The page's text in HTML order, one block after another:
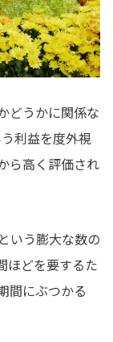
どうかに関係な
う利益を度外視
ら高く評価され
いう膨大な数の
ほどを要するた
間にぶつかる